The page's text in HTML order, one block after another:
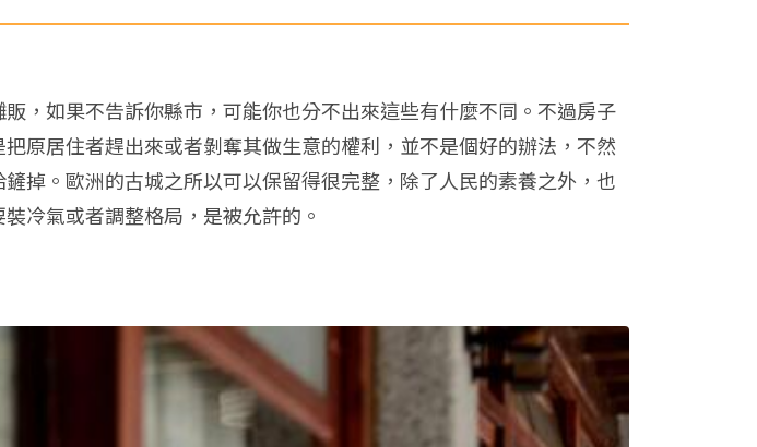
，如果不告訴你縣市，可能你也分不出來這些有什麼不同。不過房子
原居住者趕出來或者剝奪其做生意的權利，並不是個好的辦法，不然
掉。歐洲的古城之所以可以保留得很完整，除了人民的素養之外，也
冷氣或者調整格局，是被允許的。